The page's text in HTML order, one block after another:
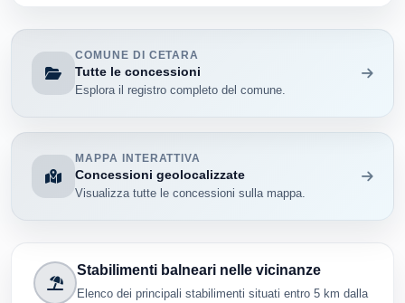
COMUNE DI CETARA
Tutte le concessioni
Esplora il registro completo del comune.
MAPPA INTERATTIVA
Concessioni geolocalizzate
Visualizza tutte le concessioni sulla mappa.
Stabilimenti balneari nelle vicinanze
Elenco dei principali stabilimenti situati entro 5 km dalla